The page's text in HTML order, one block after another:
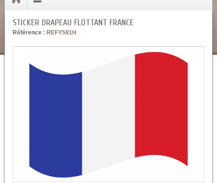
STICKER DRAPEAU FLOTTANT FRANCE
Référence : REFY581H